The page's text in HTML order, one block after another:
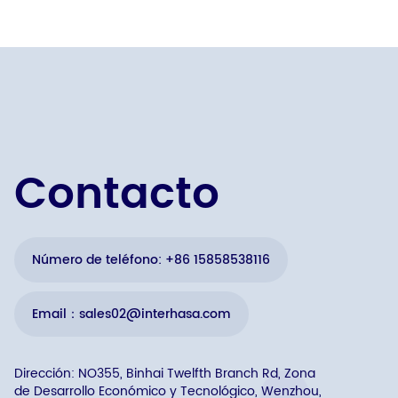
Contacto
Número de teléfono: +86 15858538116
Email：sales02@interhasa.com
Dirección: NO355, Binhai Twelfth Branch Rd, Zona
de Desarrollo Económico y Tecnológico, Wenzhou,